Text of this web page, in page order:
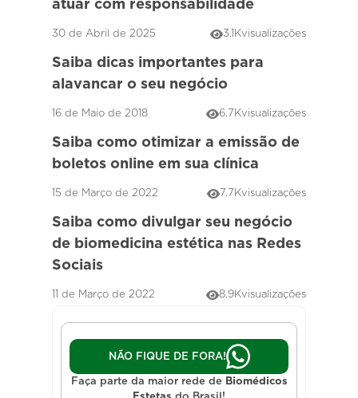
atuar com responsabilidade
30 de Abril de 2025 3.1Kvisualizações
Saiba dicas importantes para
alavancar o seu negócio
16 de Maio de 2018 6.7Kvisualizações
Saiba como otimizar a emissão de
boletos online em sua clínica
15 de Março de 2022 7.7Kvisualizações
Saiba como divulgar seu negócio
de biomedicina estética nas Redes
Sociais
11 de Março de 2022 8.9Kvisualizações
NÃO FIQUE DE FORA!
Faça parte da maior rede de Biomédicos